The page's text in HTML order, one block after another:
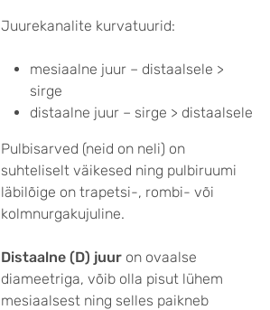
Juurekanalite kurvatuurid:
mesiaalne juur – distaalsele >
sirge
distaalne juur – sirge > distaalsele
Pulbisarved (neid on neli) on
suhteliselt väikesed ning pulbiruumi
läbilõige on trapetsi-, rombi- või
kolmnurgakujuline.
Distaalne (D) juur on ovaalse
diameetriga, võib olla pisut lühem
mesiaalsest ning selles paikneb